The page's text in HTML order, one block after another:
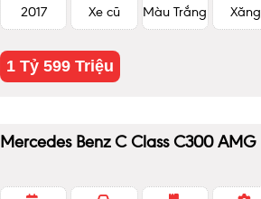
2017 Xe cũ Màu Trắng Xăng
1 Tỷ 599 Triệu
Mercedes Benz C Class C300 AMG